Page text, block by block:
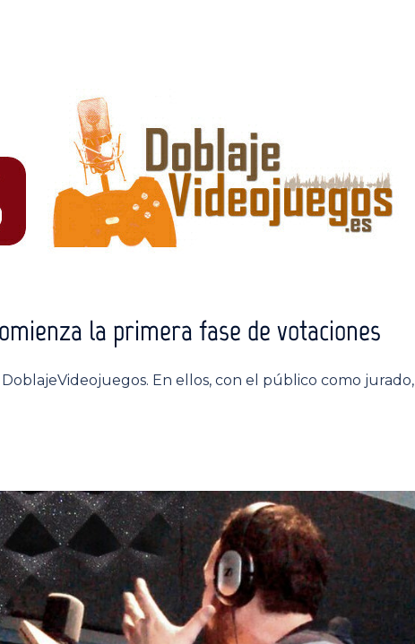
la primera fase de votaciones
En ellos, con el público como jurado,